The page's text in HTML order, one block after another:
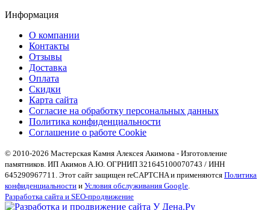
Информация
О компании
Контакты
Отзывы
Доставка
Оплата
Скидки
Карта сайта
Согласие на обработку персональных данных
Политика конфиденциальности
Соглашение о работе Cookie
© 2010-2026 Мастерская Камня Алексея Акимова - Изготовление
памятников. ИП Акимов А.Ю. ОГРНИП 321645100070743 / ИНН
645290967711. Этот сайт защищен reCAPTCHA и применяются Политика
конфиденциальности и Условия обслуживания Google
Разработка сайта и SEO-продвижение